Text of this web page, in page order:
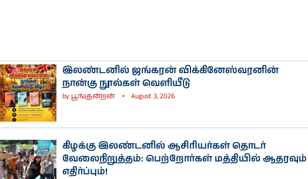
இலண்டனில் ஜங்கரன் விக்கினேஸ்வரனின்
நான்கு நூல்கள் வெளியீடு
by பூங்குன்றன் August 3, 2026
கிழக்கு இலண்டனில் ஆசிரியர்கள் தொடர்
வேலைநிறுத்தம்: பெற்றோர்கள் மத்தியில் ஆதரவும்
எதிர்ப்பும்!